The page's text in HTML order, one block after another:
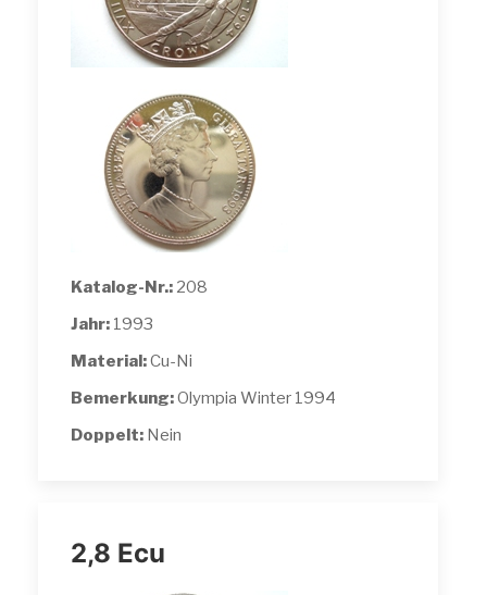
Katalog-Nr.: 208
Jahr: 1993
Material:Cu-Ni
Bemerkung:Olympia Winter 1994
Doppelt: Nein
2,8 Ecu